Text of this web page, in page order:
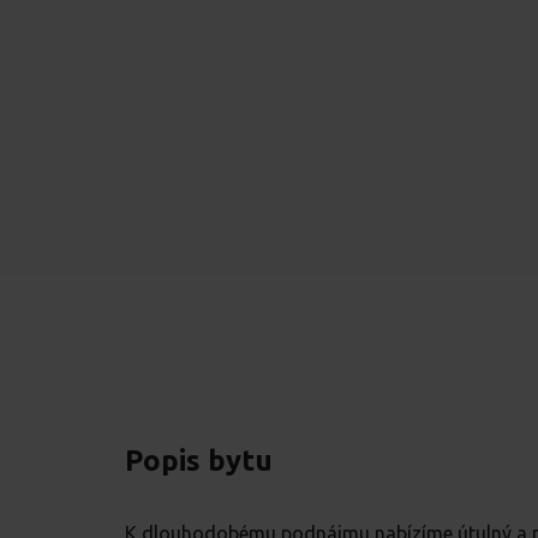
Popis bytu
K dlouhodobému podnájmu nabízíme útulný a